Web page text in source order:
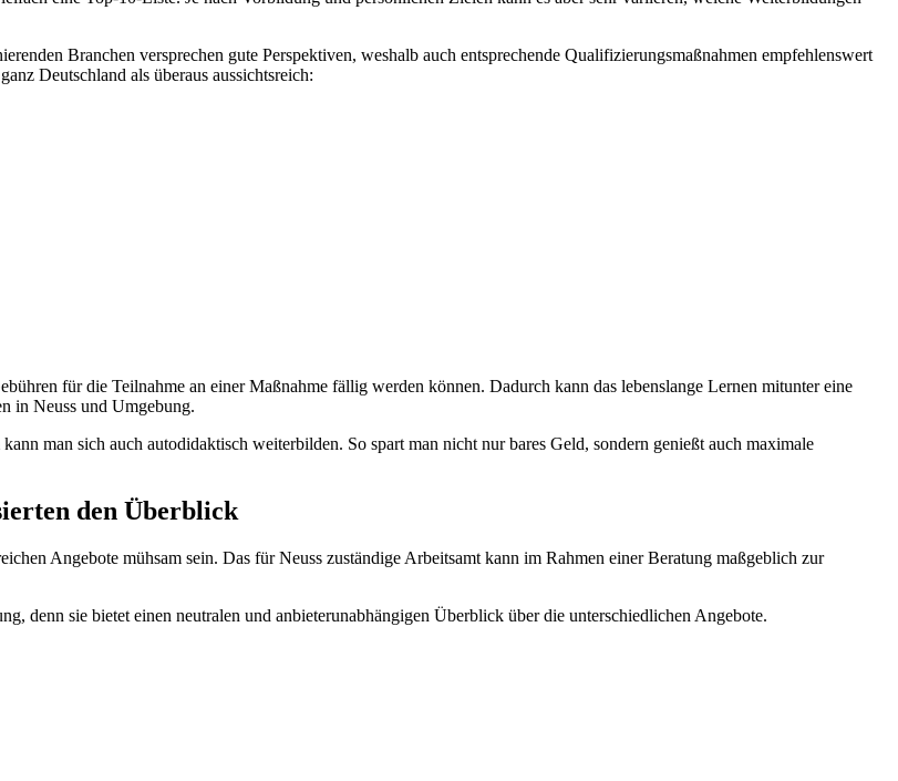
Branchen versprechen gute Perspektiven, weshalb auch entsprechende Qualifizierungsmaßnahmen empfehlenswert
Deutschland als überaus aussichtsreich:
für die Teilnahme an einer Maßnahme fällig werden können. Dadurch kann das lebenslange Lernen mitunter eine
in Neuss und Umgebung.
man sich auch autodidaktisch weiterbilden. So spart man nicht nur bares Geld, sondern genießt auch maximale
den Überblick
Angebote mühsam sein. Das für Neuss zuständige Arbeitsamt kann im Rahmen einer Beratung maßgeblich zur
denn sie bietet einen neutralen und anbieterunabhängigen Überblick über die unterschiedlichen Angebote.